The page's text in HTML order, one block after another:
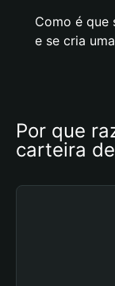
Como é que
e se cria
Por que
carteira